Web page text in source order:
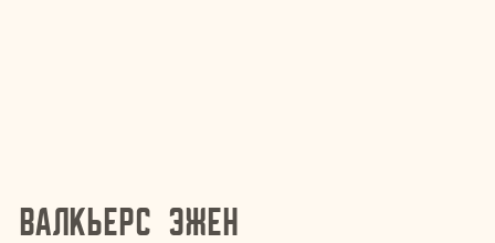
Валкьерс Эжен